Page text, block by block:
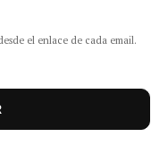
el enlace de cada email.